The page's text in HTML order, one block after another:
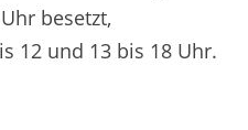
besetzt,
12 und 13 bis 18 Uhr.